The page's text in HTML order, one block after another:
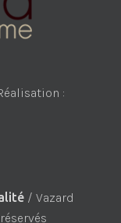
:
/ Vazard